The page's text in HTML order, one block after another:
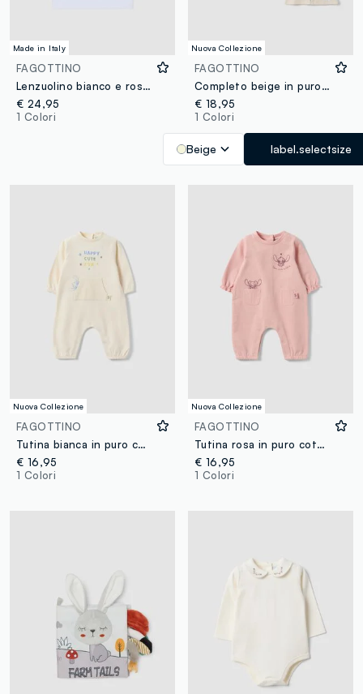
Made in Italy
FAGOTTINO
Lenzuolino bianco e rosa in puro cotone con stampa stelle per neonata
€ 24,95
1 Colori
Nuova Collezione
FAGOTTINO
Completo beige in puro cotone organico con stampa Lilo e Stitch per neonata
€ 18,95
1 Colori
Beige label.selectsize
Nuova Collezione
FAGOTTINO
Tutina bianca in puro cotone organico con stampa Stitch per neonati
€ 16,95
1 Colori
Nuova Collezione
FAGOTTINO
Tutina rosa in puro cotone organico con stampa Stitch per neonata
€ 16,95
1 Colori